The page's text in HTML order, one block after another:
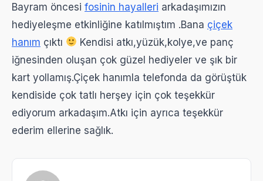
Bayram öncesi fosinin hayalleri arkadaşımızın
hediyeleşme etkinliğine katılmıştım .Bana çiçek
hanım çıktı
Kendisi atkı,yüzük,kolye,ve panç
iğnesinden oluşan çok güzel hediyeler ve şık bir
kart yollamış.Çiçek hanımla telefonda da görüştük
kendiside çok tatlı herşey için çok teşekkür
ediyorum arkadaşım.Atkı için ayrıca teşekkür
ederim ellerine sağlık.